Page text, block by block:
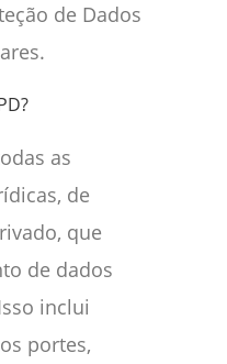
de Dados
as
de
que
de dados
inclui
portes,